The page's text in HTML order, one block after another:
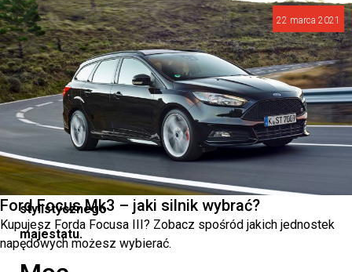
w
historii,
ale
także
symbole
inżynierskiej
doskonałości
i
stylistycznego
majestatu.
22 marca 2021
Ford Focus Mk3 – jaki silnik wybrać?
Kupujesz Forda Focusa III? Zobacz spośród jakich jednostek
napędowych możesz wybierać.